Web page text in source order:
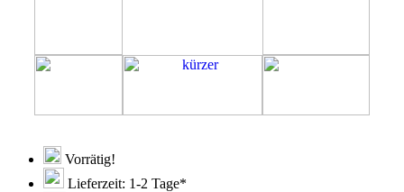
Vorrätig!
Lieferzeit: 1-2 Tage*